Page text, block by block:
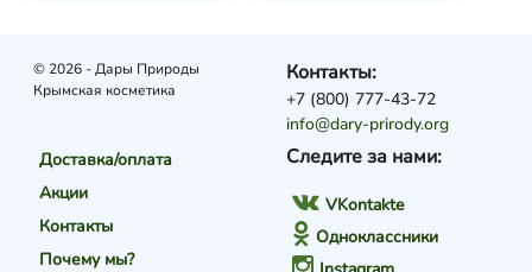
© 2026 - Дары Природы
Крымская косметика
Доставка/оплата
Акции
Контакты
Почему мы?
Следите за нами:
VKontakte
Одноклассники
Контакты:
+7 (800) 777-43-72
info@dary-prirody.org